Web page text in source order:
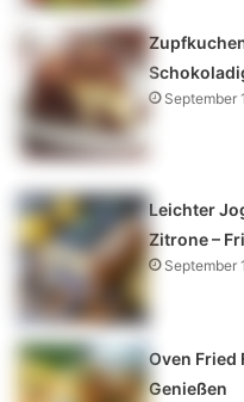
September
Leichter
Zitrone –
September
Oven Fried
Genießen